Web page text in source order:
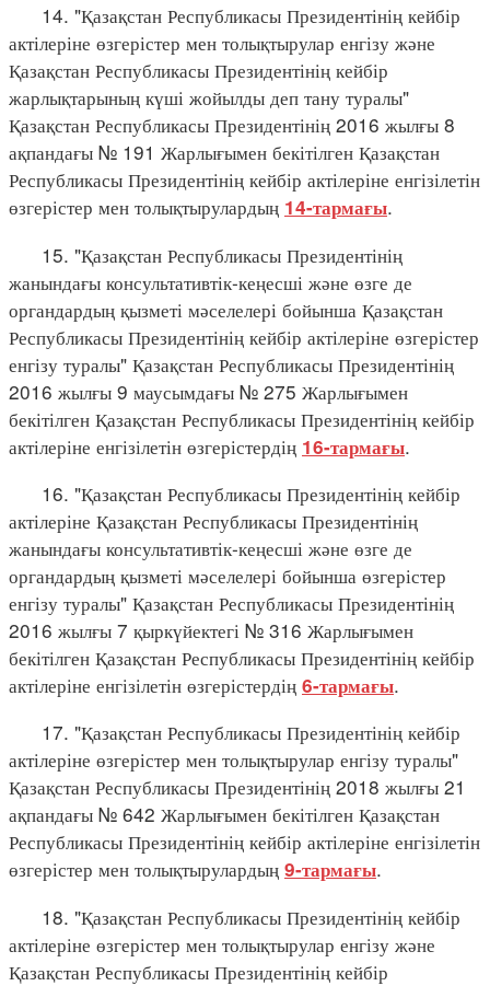
14. "Қазақстан Республикасы Президентінің кейбір
актілеріне өзгерістер мен толықтырулар енгізу және
Қазақстан Республикасы Президентінің кейбір
жарлықтарының күші жойылды деп тану туралы"
Қазақстан Республикасы Президентінің 2016 жылғы 8
ақпандағы № 191 Жарлығымен бекітілген Қазақстан
Республикасы Президентінің кейбір актілеріне енгізілетін
өзгерістер мен толықтырулардың 14-тармағы.
15. "Қазақстан Республикасы Президентінің
жанындағы консультативтік-кеңесші және өзге де
органдардың қызметі мәселелері бойынша Қазақстан
Республикасы Президентінің кейбір актілеріне өзгерістер
енгізу туралы" Қазақстан Республикасы Президентінің
2016 жылғы 9 маусымдағы № 275 Жарлығымен
бекітілген Қазақстан Республикасы Президентінің кейбір
актілеріне енгізілетін өзгерістердің 16-тармағы.
16. "Қазақстан Республикасы Президентінің кейбір
актілеріне Қазақстан Республикасы Президентінің
жанындағы консультативтік-кеңесші және өзге де
органдардың қызметі мәселелері бойынша өзгерістер
енгізу туралы" Қазақстан Республикасы Президентінің
2016 жылғы 7 қыркүйектегі № 316 Жарлығымен
бекітілген Қазақстан Республикасы Президентінің кейбір
актілеріне енгізілетін өзгерістердің 6-тармағы.
17. "Қазақстан Республикасы Президентінің кейбір
актілеріне өзгерістер мен толықтырулар енгізу туралы"
Қазақстан Республикасы Президентінің 2018 жылғы 21
ақпандағы № 642 Жарлығымен бекітілген Қазақстан
Республикасы Президентінің кейбір актілеріне енгізілетін
өзгерістер мен толықтырулардың 9-тармағы.
18. "Қазақстан Республикасы Президентінің кейбір
актілеріне өзгерістер мен толықтырулар енгізу және
Қазақстан Республикасы Президентінің кейбір